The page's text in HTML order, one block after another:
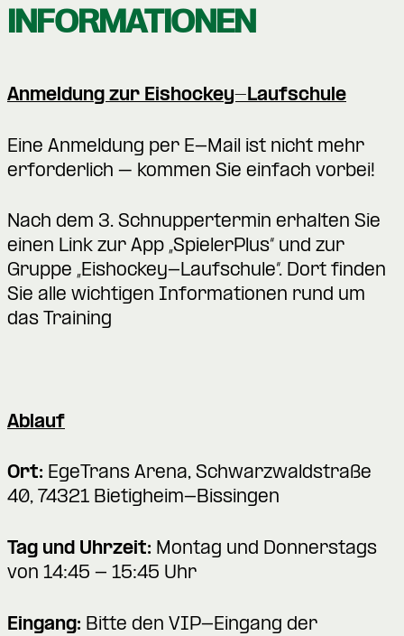
INFORMATIONEN
Anmeldung zur Eishockey-Laufschule
Eine Anmeldung per E-Mail ist nicht mehr
erforderlich – kommen Sie einfach vorbei!
Nach dem 3. Schnuppertermin erhalten Sie
einen Link zur App „SpielerPlus“ und zur
Gruppe „Eishockey-Laufschule“. Dort finden
Sie alle wichtigen Informationen rund um
das Training
Ablauf
Ort: EgeTrans Arena, Schwarzwaldstraße
40, 74321 Bietigheim-Bissingen
Tag und Uhrzeit: Montag und Donnerstags
von 14:45 - 15:45 Uhr
Eingang: Bitte den VIP-Eingang der